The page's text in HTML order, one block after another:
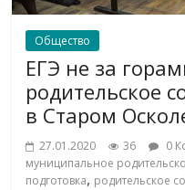
Общество
ЕГЭ не за
родительское
в Старом
27.01.2020 36 0
муниципальное
подготовка, родительское